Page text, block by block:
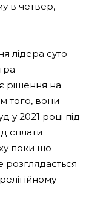
в четвер,
лідера суто
рішення на
того, вони
у 2021 році під
сплати
поки що
розглядається